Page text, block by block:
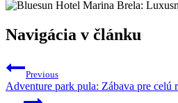
Navigácia v článku
Previous
Adventure park pula: Zábava pre celú